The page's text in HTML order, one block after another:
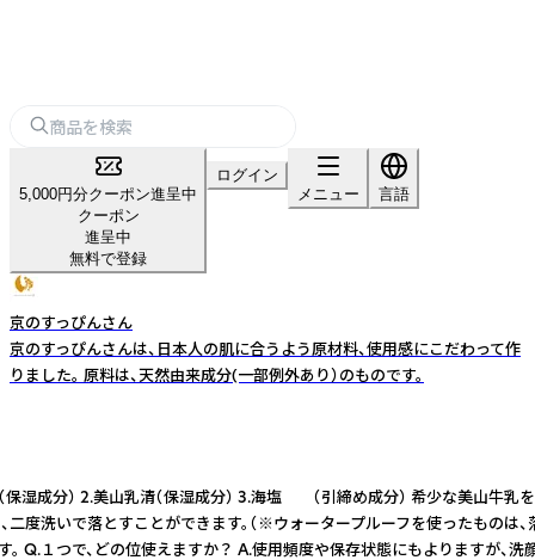
5,000円分クーポン進呈中
クーポン
進呈中
無料で登録
ログイン
メニュー
言語
京のすっぴんさん
京のすっぴんさんは、日本人の肌に合うよう原材料、使用感にこだわって作
りました。 原料は、天然由来成分(一部例外あり）のものです。
） 2.美山乳清（保湿成分） 3.海塩 （引締め成分） 希少な美山牛
で落とすことができます。（※ウォータープルーフを使ったもの
１つで、どの位使えますか？ A.使用頻度や保存状態にもよります